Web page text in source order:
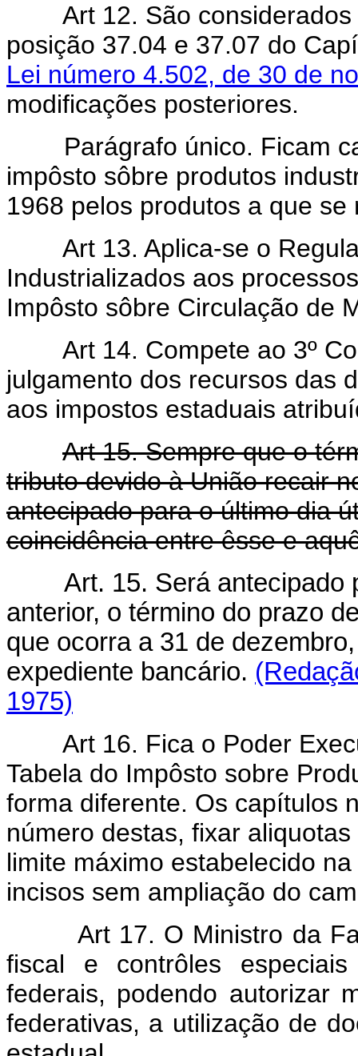
Art 12. São considerados
posição 37.04 e 37.07 do
Lei número 4.502, de 30 de
modificações posteriores.
Parágrafo único. Ficam
impôsto sôbre produtos
1968 pelos produtos a que se
Art 13. Aplica-se o
Industrializados aos
Impôsto sôbre Circulação de
Art 14. Compete ao 3º
julgamento dos recursos das
aos impostos estaduais
Art 15. Sempre que o
tributo devido à União recair
antecipado para o último dia
coincidência entre êsse e
Art. 15. Será antecipado
anterior, o término do prazo
que ocorra a 31 de
expediente bancário.
1975)
Art 16. Fica o Poder
Tabela do Impôsto sobre
forma diferente. Os capítulos
número destas, fixar
limite máximo estabelecido
incisos sem ampliação do
Art 17. O Ministro da
fiscal e contrôles
federais, podendo autorizar
federativas, a utilização de